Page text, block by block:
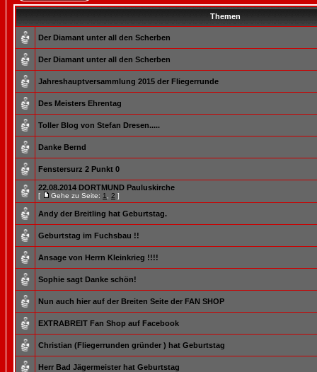
Themen
Der Diamant unter all den Scherben
Der Diamant unter all den Scherben
Jahreshauptversammlung 2015 der Fliegerrunde
Des Meisters Ehrentag
Toller Blog von Stefan Dresen.....
Danke Bernd
Fenstersurz 2 Punkt 0
22.08.2014 DORTMUND Pauluskirche
[ Gehe zu Seite: 1 2 ]
Andy der Breitling hat Geburtstag.
Geburtstag im Fuchsbau !!
Ansage von Herrn Kleinkrieg !!!!
Sophie sagt Danke schön!
Nun auch hier auf der Breiten Seite der FAN SHOP
EXTRABREIT Fan Shop auf Facebook
Christian (Fliegerrunden gründer ) hat Geburtstag
Herr Bad Jägermeister hat Geburtstag